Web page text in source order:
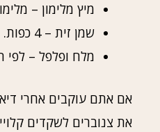
מיץ מלימון –
שמן זית – 4 כפות.
מלח ופלפל – לפי
אם אתם עוקבים אחרי
את צנוברים לשקדים